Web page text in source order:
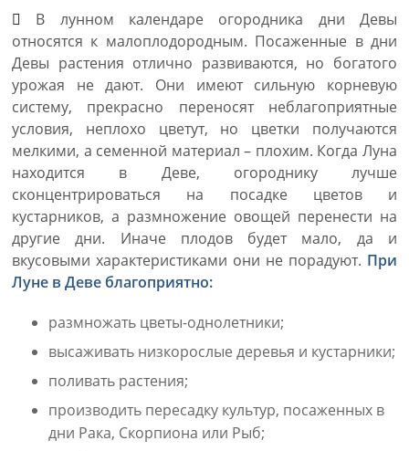
В лунном календаре огородника дни Девы
относятся к малоплодородным. Посаженные в дни
Девы растения отлично развиваются, но богатого
урожая не дают. Они имеют сильную корневую
систему, прекрасно переносят неблагоприятные
условия, неплохо цветут, но цветки получаются
мелкими, а семенной материал – плохим. Когда Луна
находится в Деве, огороднику лучше
сконцентрироваться на посадке цветов и
кустарников, а размножение овощей перенести на
другие дни. Иначе плодов будет мало, да и
вкусовыми характеристиками они не порадуют. При
Луне в Деве благоприятно:
размножать цветы-однолетники;
высаживать низкорослые деревья и кустарники;
поливать растения;
производить пересадку культур, посаженных в
дни Рака, Скорпиона или Рыб;